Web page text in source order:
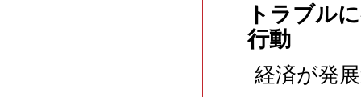
トラブル
行動
経済が発